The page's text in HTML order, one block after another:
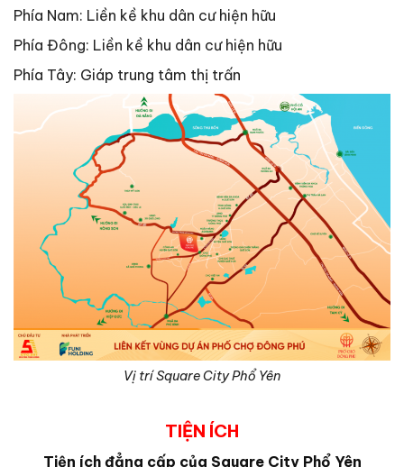
Phía Nam: Liền kề khu dân cư hiện hữu
Phía Đông: Liền kề khu dân cư hiện hữu
Phía Tây: Giáp trung tâm thị trấn
Vị trí Square City Phổ Yên
TIỆN ÍCH
Tiện ích đẳng cấp của Square City Phổ Yên